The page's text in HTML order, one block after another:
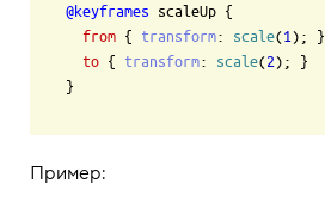
@keyframes scaleUp {
from { transform: scale(1 ); }
to { transform: scale(2); }
Пример: